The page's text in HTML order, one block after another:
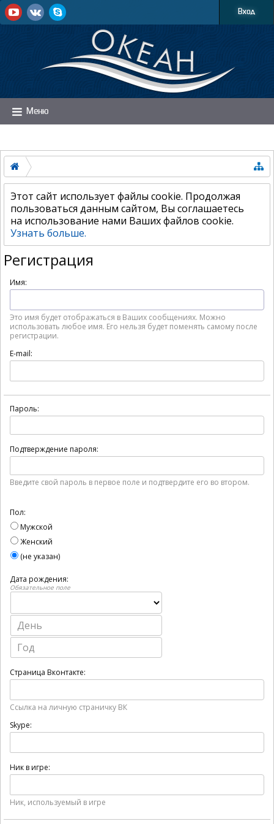
Вход
Меню
Этот сайт использует файлы cookie. Продолжая
пользоваться данным сайтом, Вы соглашаетесь
на использование нами Ваших файлов cookie.
Узнать больше.
Регистрация
Имя:
Это имя будет отображаться в Ваших сообщениях. Можно
использовать любое имя. Его нельзя будет поменять самому после
регистрации.
E-mail:
Пароль:
Подтверждение пароля:
Введите свой пароль в первое поле и подтвердите его во втором.
Пол:
Мужской
Женский
(не указан)
Дата рождения:
Обязательное поле
Страница Вконтакте:
Ссылка на личную страничку ВК
Skype:
Ник в игре:
Ник, используемый в игре